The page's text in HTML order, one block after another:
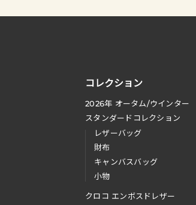
コレクション
2026年 オータム/ウインター
スタンダードコレクション
レザーバッグ
財布
キャンバスバッグ
小物
クロコ エンボスドレザー